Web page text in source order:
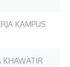
KAMPUS
KHAWATIR